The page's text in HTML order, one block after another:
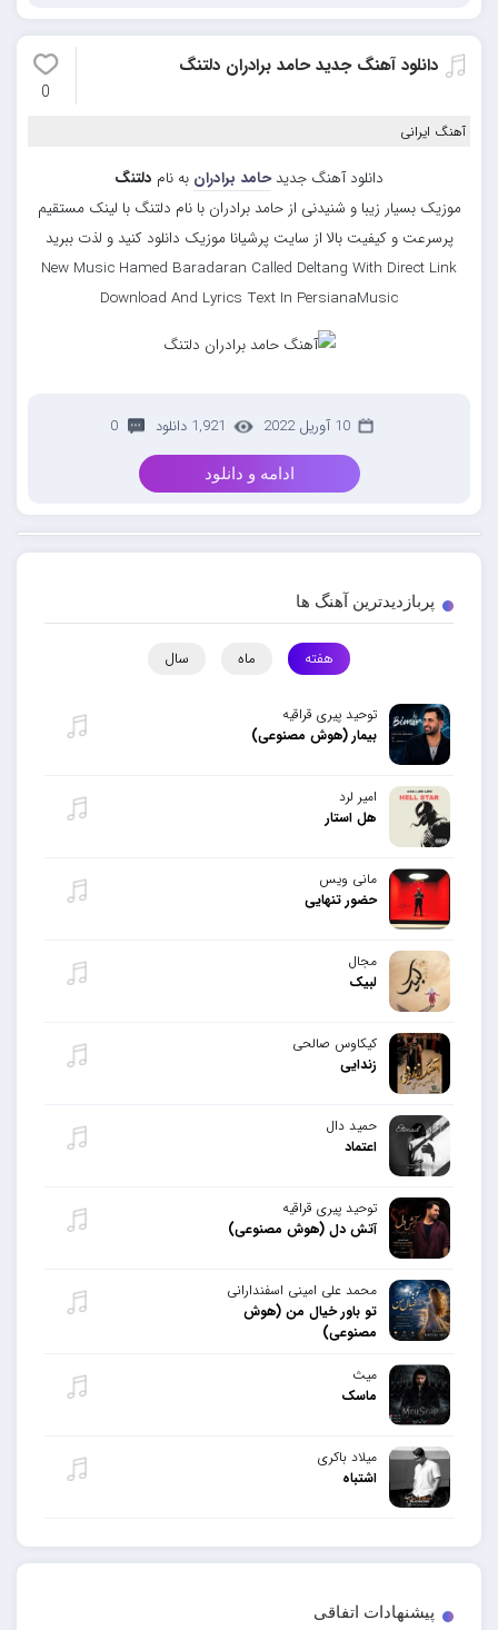
پیشنهادات اتفاقی
دانلود آهنگ جدید حامد برادران دلتنگ
0
آهنگ ایرانی
دانلود آهنگ جدیدحامد برادران به نام دلتنگ
موزیک بسیار زیبا و شنیدنی از حامد برادران با نام دلتنگ با لینک مستقیم
پرسرعت و کیفیت بالا از سایت پرشیانا موزیک دانلود کنید و لذت ببرید
New Music Hamed Baradaran Called Deltang With Direct Link
Download And Lyrics Text In PersianaMusic
10 آوریل 2022 1,921 دانلود 0
ادامه و دانلود
پربازدیدترین آهنگ ها
هفته ماه سال
توحید پیری قراقیه
بیمار (هوش مصنوعی)
امیر لرد
هل استار
مانی ویس
حضور تنهایی
مجال
لبیک
کیکاوس صالحی
زندایی
حمید دال
اعتماد
توحید پیری قراقیه
آتش دل (هوش مصنوعی)
محمد علی امینی اسفندارانی
تو باور خیال من (هوش
مصنوعی)
میث
ماسک
میلاد باکری
اشتباه